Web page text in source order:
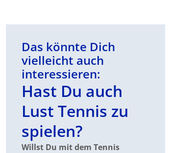
Das könnte Dich
vielleicht auch
interessieren:
Hast Du auch
Lust Tennis zu
spielen?
Willst Du mit dem Tennis